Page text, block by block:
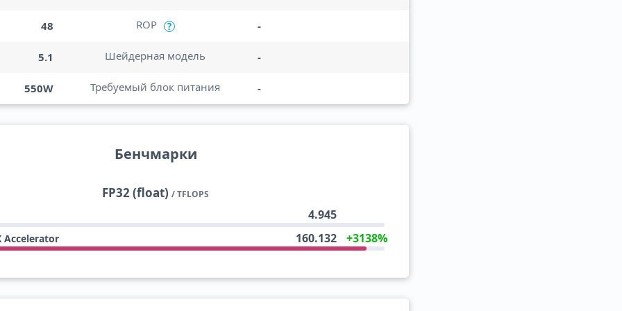
48 ROP ? -
5.1 Шейдерная модель -
550W Требуемый блок питания -
Бенчмарки
FP32 (float) / TFLOPS
4.945
Accelerator 160.132 +3138%